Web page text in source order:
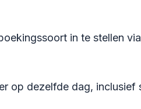
in te stellen
op dezelfde dag,